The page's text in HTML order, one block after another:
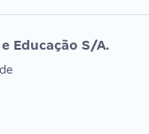
DE ORDEM
Educação S/A.